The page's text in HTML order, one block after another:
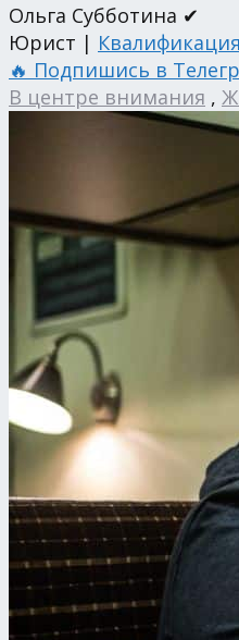
Ольга Субботина ✔
Юрист |
🔥 Подпишись в
В центре внимания ,